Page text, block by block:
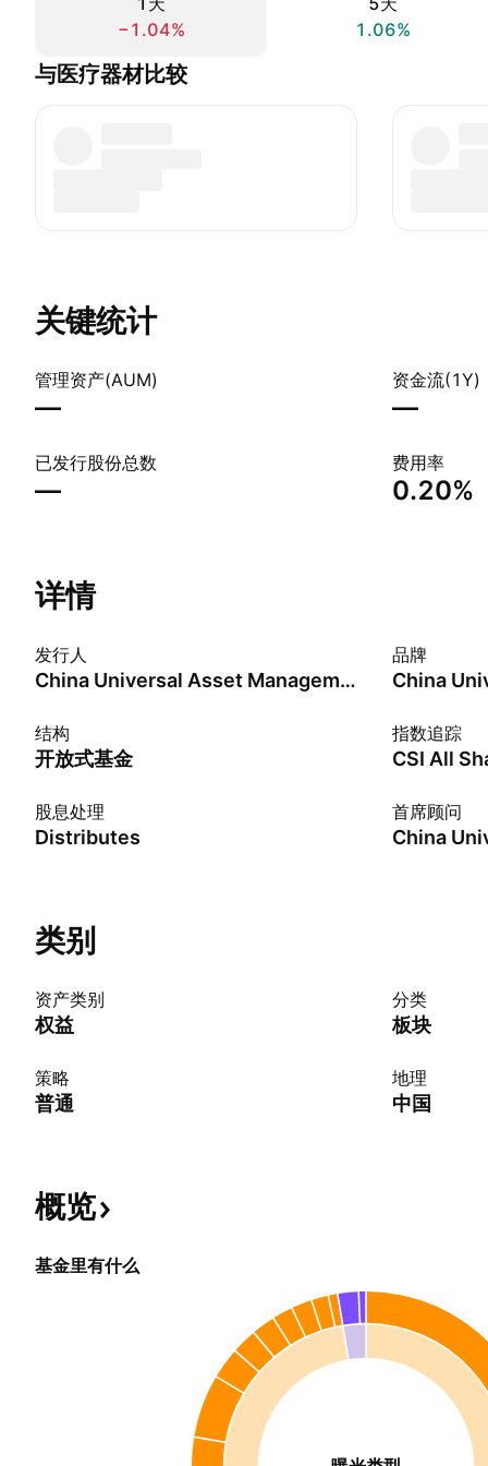
−1.04%
1.06%
与医疗器材比较
关键统计
管理资产(AUM)
—
资金流(1Y)
—
已发行股份总数
—
费用率
0.20%
详情
发行人
China Universal Asset Management Co., Ltd.
品牌
China
结构
开放式基金
指数追踪
股息处理
Distributes
首席顾问
类别
资产类别
权益
分类
板块
策略
普通
地理
中国
概览
基金里有什么